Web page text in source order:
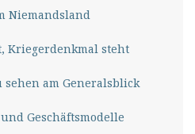
Niemandsland
Kriegerdenkmal steht
sehen am Generalsblick
Geschäftsmodelle